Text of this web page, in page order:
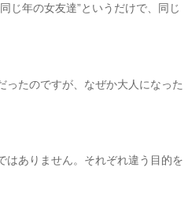
じ年の女友達”というだけで、同じ
たのですが、なぜか大人になった
はありません。それぞれ違う目的を